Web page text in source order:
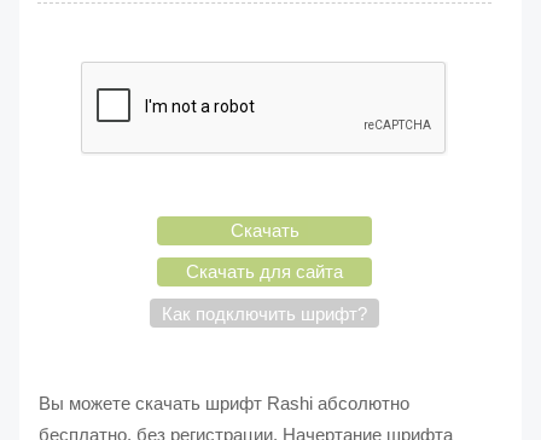
Скачать
Скачать для сайта
Как подключить шрифт?
Вы можете скачать шрифт Rashi абсолютно
бесплатно, без регистрации. Начертание шрифта